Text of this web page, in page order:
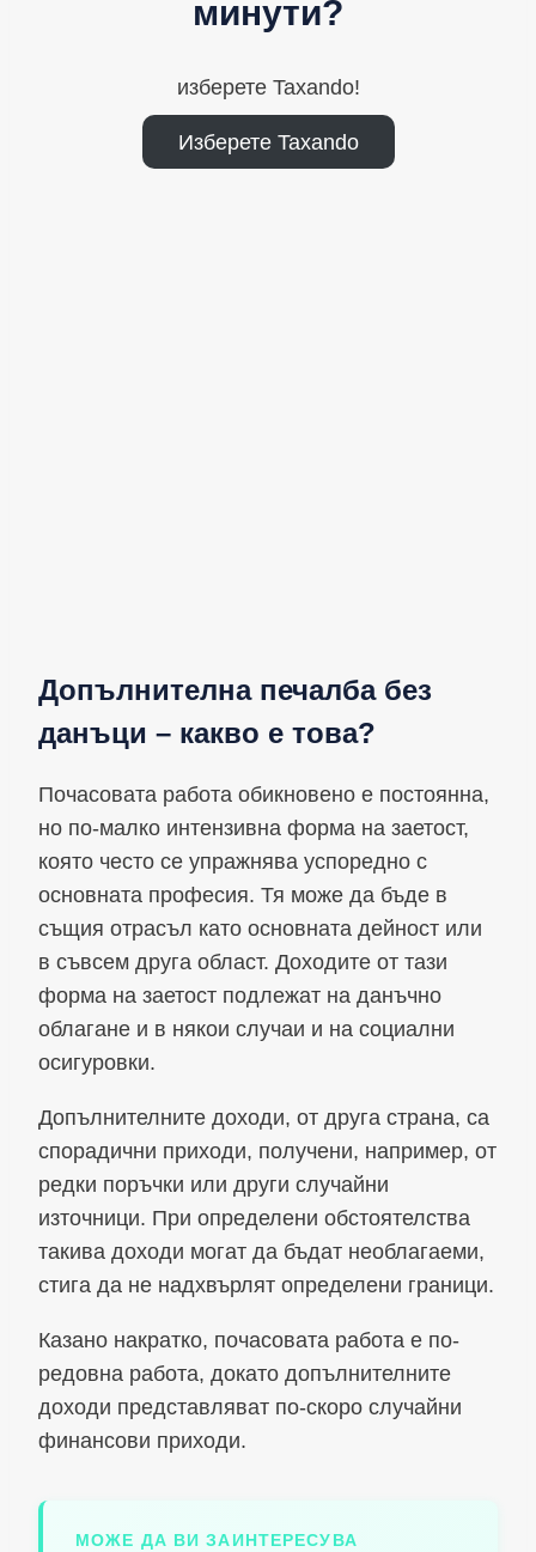
минути?
изберете Taxando!
Изберете Taxando
Допълнителна печалба без
данъци – какво е това?
Почасовата работа обикновено е постоянна,
но по-малко интензивна форма на заетост,
която често се упражнява успоредно с
основната професия. Тя може да бъде в
същия отрасъл като основната дейност или
в съвсем друга област. Доходите от тази
форма на заетост подлежат на данъчно
облагане и в някои случаи и на социални
осигуровки.
Допълнителните доходи, от друга страна, са
спорадични приходи, получени, например, от
редки поръчки или други случайни
източници. При определени обстоятелства
такива доходи могат да бъдат необлагаеми,
стига да не надхвърлят определени граници.
Казано накратко, почасовата работа е по-
редовна работа, докато допълнителните
доходи представляват по-скоро случайни
финансови приходи.
МОЖЕ ДА ВИ ЗАИНТЕРЕСУВА